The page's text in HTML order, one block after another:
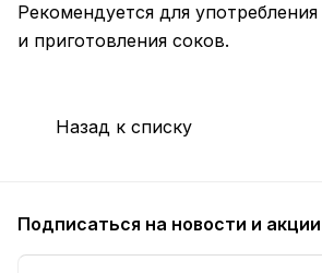
Рекомендуется для
и приготовления соков.
Назад к списку
Подписаться на новости и акции